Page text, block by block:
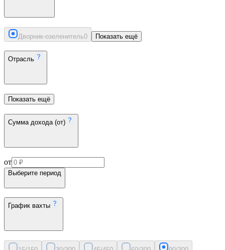
Дворник-озеленитель0 Показать ещё
Отрасль
Показать ещё
Сумма дохода (от)
от
Выберите период
График вахты